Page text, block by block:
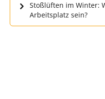
Stoßlüften im Winter:
Arbeitsplatz sein?